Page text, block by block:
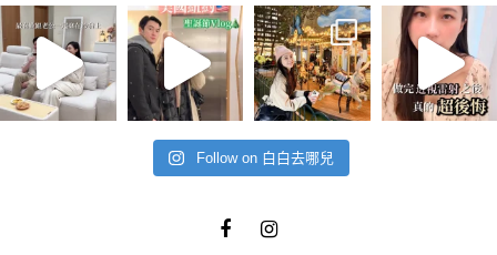
Follow on 白白去哪兒